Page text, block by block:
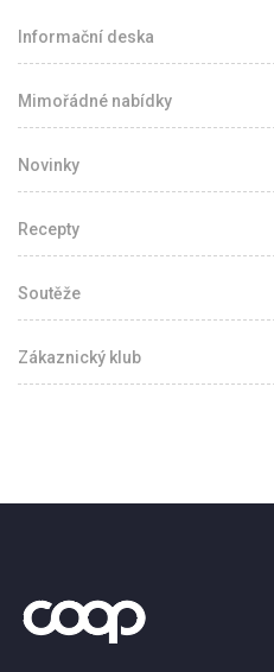
Informační deska
Mimořádné nabídky
Novinky
Recepty
Soutěže
Zákaznický klub